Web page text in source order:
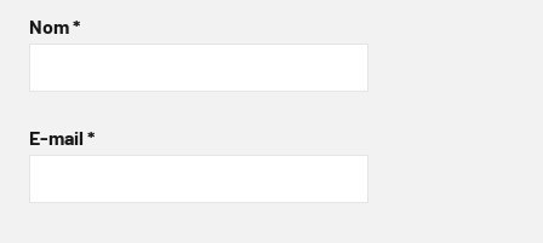
Nom*
E-mail *